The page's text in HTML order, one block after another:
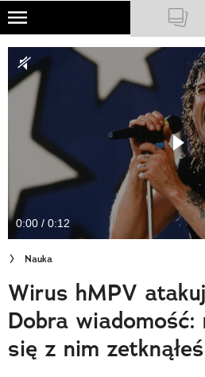
Skip
main
content
NATIONAL GEOGRAPHIC
TRAVELER
PODCASTY
Newsletter
Cuda Polski
Wielki Konkurs Fotograficzny
Trendbook Podróżniczy
Polecane
0:00 / 0:12
Nauka
Wirus hMPV
Dobra wiadomość:
się z nim zetknąłeś